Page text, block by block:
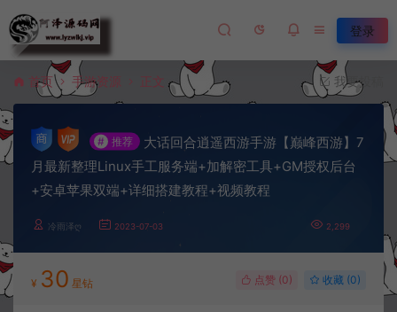
登录
首页 手游资源 正文 我要投稿
# 推荐
大话回合逍遥西游手游【巅峰西游】7
月最新整理Linux手工服务端+加解密工具+GM授权后台
+安卓苹果双端+详细搭建教程+视频教程
冷雨泽ღ 2023-07-03 2,299
¥ 30 星钻 点赞 (0) 收藏 (0)